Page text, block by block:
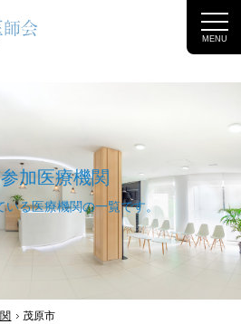
MENU
加医療機関
いる医療機関の一覧​です。
茂原市